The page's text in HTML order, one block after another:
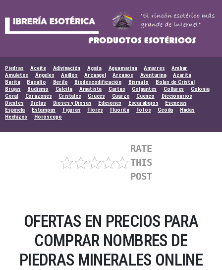
Piedras Aceite Adivinación Agata Aguamarina Amarres
Ambar
Amuletos
Ángeles Anillos Arcangel Arcanos Aventurina
Azurita
Barita
Basalto Berilo Biodescodificación Bismuto
Bolas de Cristal
Brujas
Budismo Calcita Amatista Cartas Colgantes Collares
Colonia
Coral
Corazones Cristales Cruces Cuarzo Cuenco
Diccionarios
Dientes
Dietas Dioses y Diosas Ediciones Escarabajos
Esencias
Espinela
Estampas Figuras Flores Fluorita Fotos Geoda
Hadas
Hechizos
Horóscopo
RATE
THIS
POST
OFERTAS EN PRECIOS PARA
COMPRAR NOMBRES DE
PIEDRAS MINERALES ONLINE